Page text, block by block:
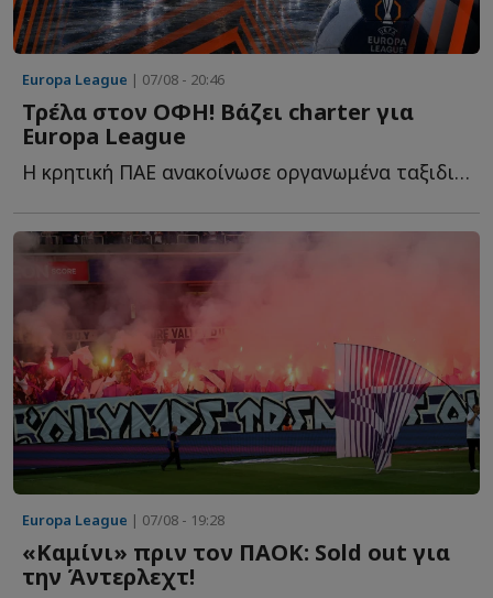
Europa League | 07/08 - 20:46
Τρέλα στον ΟΦΗ! Βάζει charter για
Europa League
Η κρητική ΠΑΕ ανακοίνωσε οργανωμένα ταξιδιωτικά πακέτα μ...
Europa League | 07/08 - 19:28
«Καμίνι» πριν τον ΠΑΟΚ: Sold out για
την Άντερλεχτ!